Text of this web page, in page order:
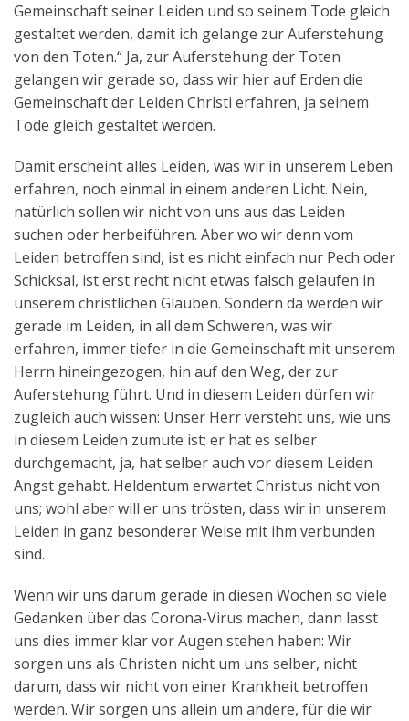
Gemeinschaft seiner Leiden und so seinem Tode gleich
gestaltet werden, damit ich gelange zur Auferstehung
von den Toten.“ Ja, zur Auferstehung der Toten
gelangen wir gerade so, dass wir hier auf Erden die
Gemeinschaft der Leiden Christi erfahren, ja seinem
Tode gleich gestaltet werden.
Damit erscheint alles Leiden, was wir in unserem Leben
erfahren, noch einmal in einem anderen Licht. Nein,
natürlich sollen wir nicht von uns aus das Leiden
suchen oder herbeiführen. Aber wo wir denn vom
Leiden betroffen sind, ist es nicht einfach nur Pech oder
Schicksal, ist erst recht nicht etwas falsch gelaufen in
unserem christlichen Glauben. Sondern da werden wir
gerade im Leiden, in all dem Schweren, was wir
erfahren, immer tiefer in die Gemeinschaft mit unserem
Herrn hineingezogen, hin auf den Weg, der zur
Auferstehung führt. Und in diesem Leiden dürfen wir
zugleich auch wissen: Unser Herr versteht uns, wie uns
in diesem Leiden zumute ist; er hat es selber
durchgemacht, ja, hat selber auch vor diesem Leiden
Angst gehabt. Heldentum erwartet Christus nicht von
uns; wohl aber will er uns trösten, dass wir in unserem
Leiden in ganz besonderer Weise mit ihm verbunden
sind.
Wenn wir uns darum gerade in diesen Wochen so viele
Gedanken über das Corona-Virus machen, dann lasst
uns dies immer klar vor Augen stehen haben: Wir
sorgen uns als Christen nicht um uns selber, nicht
darum, dass wir nicht von einer Krankheit betroffen
werden. Wir sorgen uns allein um andere, für die wir